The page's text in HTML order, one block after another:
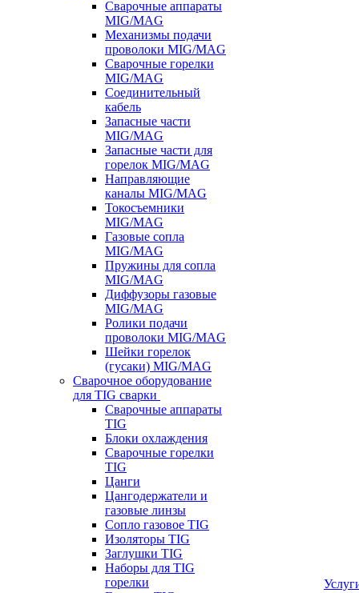
Сварочные аппараты
MIG/MAG
Механизмы подачи
проволоки MIG/MAG
Сварочные горелки
MIG/MAG
Соединительный
кабель
Запасные части
MIG/MAG
Запасные части для
горелок MIG/MAG
Направляющие
каналы MIG/MAG
Токосъемники
MIG/MAG
Газовые сопла
MIG/MAG
Пружины для сопла
MIG/MAG
Диффузоры газовые
MIG/MAG
Ролики подачи
проволоки MIG/MAG
Шейки горелок
(гусаки) MIG/MAG
Сварочное оборудование
для TIG сварки
Сварочные аппараты
TIG
Блоки охлаждения
Сварочные горелки
TIG
Цанги
Цангодержатели и
газовые линзы
Сопло газовое TIG
Изоляторы TIG
Заглушки TIG
Наборы для TIG
горелки